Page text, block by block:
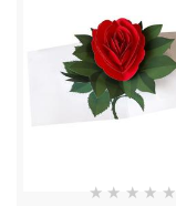
★ ★ ★ ★ ★